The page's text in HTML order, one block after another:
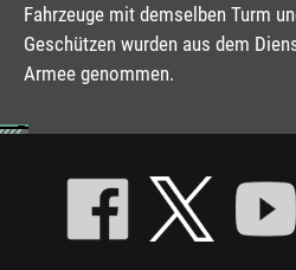
Fahrzeuge mit demselben Turm
Geschützen wurden aus dem
Armee genommen.